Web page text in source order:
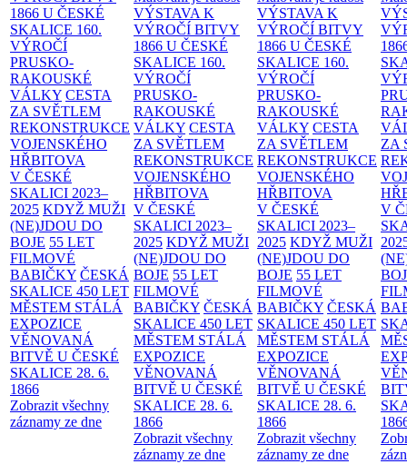
1866 U ČESKÉ
SKALICE 160.
VÝROČÍ
PRUSKO-
RAKOUSKÉ
VÁLKY CESTA
ZA SVĚTLEM
REKONSTRUKCE
VOJENSKÉHO
HŘBITOVA
V ČESKÉ
SKALICI 2023–
2025 KDYŽ MUŽI
(NE)JDOU DO
BOJE 55 LET
FILMOVÉ
BABIČKY ČESKÁ
SKALICE 450 LET
MĚSTEM STÁLÁ
EXPOZICE
VĚNOVANÁ
BITVĚ U ČESKÉ
SKALICE 28. 6.
1866
Zobrazit všechny
záznamy ze dne
VÝSTAVA K
VÝROČÍ BITVY
1866 U ČESKÉ
SKALICE 160.
VÝROČÍ
PRUSKO-
RAKOUSKÉ
VÁLKY CESTA
ZA SVĚTLEM
REKONSTRUKCE
VOJENSKÉHO
HŘBITOVA
V ČESKÉ
SKALICI 2023–
2025 KDYŽ MUŽI
(NE)JDOU DO
BOJE 55 LET
FILMOVÉ
BABIČKY ČESKÁ
SKALICE 450 LET
MĚSTEM STÁLÁ
EXPOZICE
VĚNOVANÁ
BITVĚ U ČESKÉ
SKALICE 28. 6.
1866
Zobrazit všechny
záznamy ze dne
VÝSTAVA K
VÝROČÍ BITVY
1866 U ČESKÉ
SKALICE 160.
VÝROČÍ
PRUSKO-
RAKOUSKÉ
VÁLKY CESTA
ZA SVĚTLEM
REKONSTRUKCE
VOJENSKÉHO
HŘBITOVA
V ČESKÉ
SKALICI 2023–
2025 KDYŽ MUŽI
(NE)JDOU DO
BOJE 55 LET
FILMOVÉ
BABIČKY ČESKÁ
SKALICE 450 LET
MĚSTEM STÁLÁ
EXPOZICE
VĚNOVANÁ
BITVĚ U ČESKÉ
SKALICE 28. 6.
1866
Zobrazit všechny
záznamy ze dne
ZA
V